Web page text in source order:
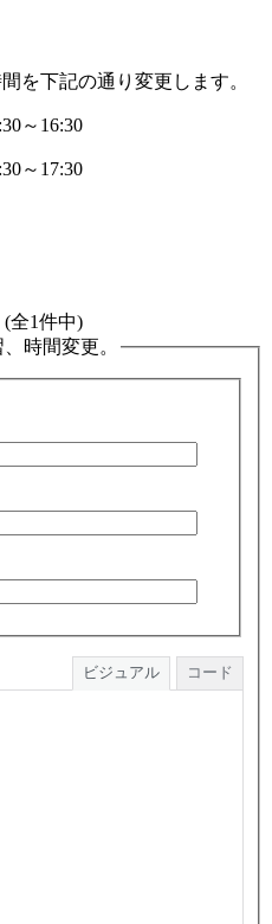
を下記の通り変更します。
～16:30
～17:30
(全1件中)
時間変更。
ビジュアル コード